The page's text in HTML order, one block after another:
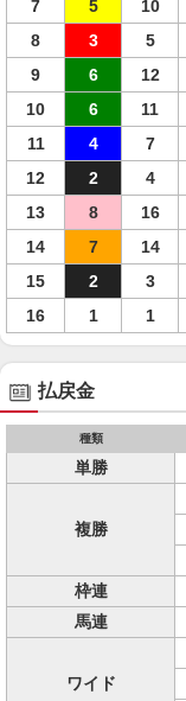
7
5 10
8
3 5
9
6 12
10
6 11
11
4 7
12
2 4
13
8 16
14
7 14
15
2 3
16
1 1
払戻金
種類
単勝
複勝
枠連
馬連
ワイド